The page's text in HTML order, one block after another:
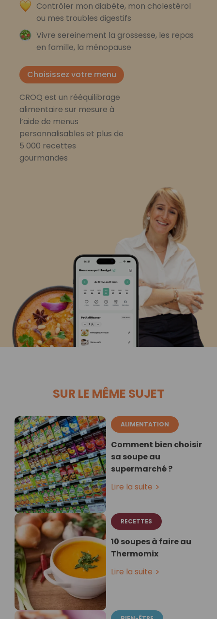
Contrôler mon diabète, mon cholestérol
ou mes troubles digestifs
Vivre sereinement la grossesse, les repas
en famille, la ménopause
Choisissez votre menu
CROQ est un rééquilibrage
alimentaire sur mesure à
l’aide de menus
personnalisables et plus de
5 000 recettes
gourmandes
SUR LE MÊME SUJET
ALIMENTATION
Comment bien choisir
sa soupe au
supermarché ?
Lire la suite
RECETTES
10 soupes à faire au
Thermomix
Lire la suite